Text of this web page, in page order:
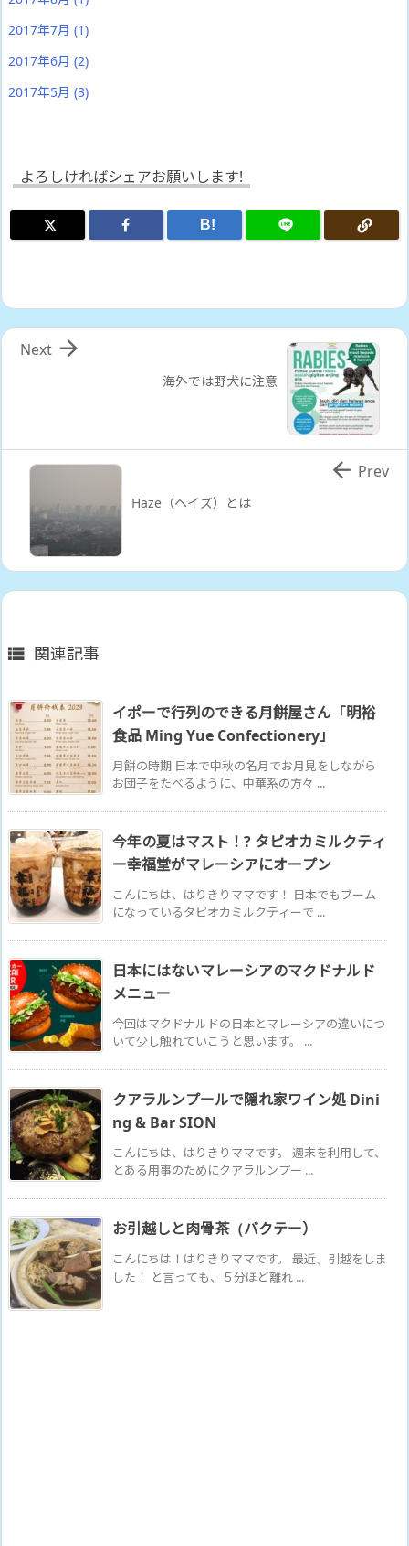
2017年7月 (1)
2017年6月 (2)
2017年5月 (3)
よろしければシェアお願いします!
B!
海外では野犬に注意

Next
Haze（ヘイズ）とは
 Prev
 関連記事
イポーで行列のできる月餅屋さん「明裕
食品 Ming Yue Confectionery」
月餅の時期 日本で中秋の名月でお月見をしながら
お団子をたべるように、中華系の方々 ...
今年の夏はマスト！? タピオカミルクティ
ー幸福堂がマレーシアにオープン
こんにちは、はりきりママです！ 日本でもブーム
になっているタピオカミルクティーで ...
日本にはないマレーシアのマクドナルド
メニュー
今回はマクドナルドの日本とマレーシアの違いにつ
いて少し触れていこうと思います。 ...
クアラルンプールで隠れ家ワイン処 Dini
ng & Bar SION
こんにちは、はりきりママです。 週末を利用して、
とある用事のためにクアラルンプー ...
お引越しと肉骨茶（バクテー）
こんにちは！はりきりママです。 最近、引越をしま
した！ と言っても、５分ほど離れ ...